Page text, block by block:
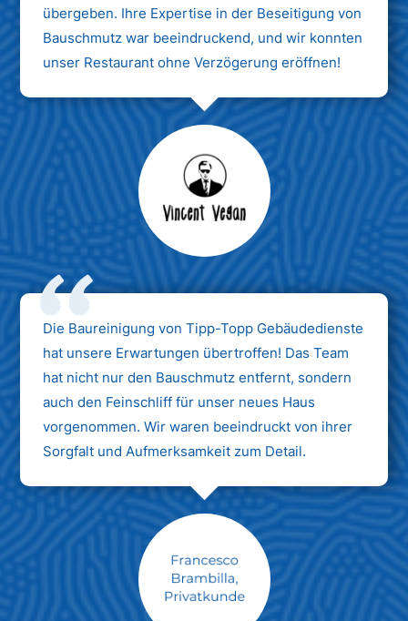
übergeben. Ihre Expertise in der Beseitigung von
Bauschmutz war beeindruckend, und wir konnten
unser Restaurant ohne Verzögerung eröffnen!
Max Mustermann
Unternehmen AG
Die Baureinigung von Tipp-Topp Gebäudedienste
hat unsere Erwartungen übertroffen! Das Team
hat nicht nur den Bauschmutz entfernt, sondern
auch den Feinschliff für unser neues Haus
vorgenommen. Wir waren beeindruckt von ihrer
Sorgfalt und Aufmerksamkeit zum Detail.